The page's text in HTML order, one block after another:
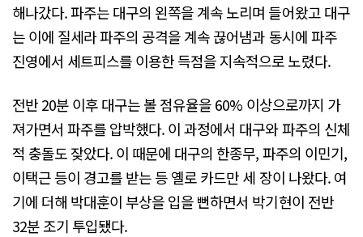
해나갔다. 파주는 대구의 왼쪽을 계속 노리며 들어왔고 대구
는 이에 질세라 파주의 공격을 계속 끊어냄과 동시에 파주
진영에서 세트피스를 이용한 득점을 지속적으로 노렸다.
전반 20분 이후 대구는 볼 점유율을 60% 이상으로까지 가
져가면서 파주를 압박했다. 이 과정에서 대구와 파주의 신체
적 충돌도 잦았다. 이 때문에 대구의 한종무, 파주의 이민기,
이택근 등이 경고를 받는 등 옐로 카드만 세 장이 나왔다. 여
기에 더해 박대훈이 부상을 입을 뻔하면서 박기현이 전반
32분 조기 투입됐다.